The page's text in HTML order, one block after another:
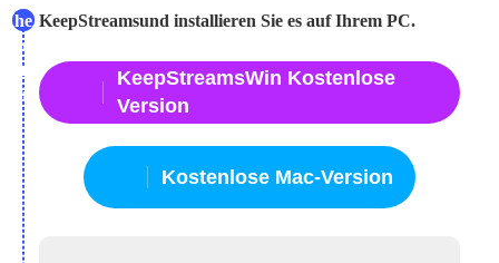
1L
ad
en
Sie
KeepStreams
he
ru
nt
er
und installieren Sie es auf Ihrem PC.
KeepStreamsWin Kostenlose
Version
Kostenlose Mac-Version